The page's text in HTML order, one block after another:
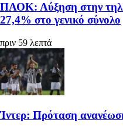
ΠΑΟΚ: Αύξηση στην
27,4% στο γενικό σύνολο
πριν 59 λεπτά
Ίντερ: Πρόταση